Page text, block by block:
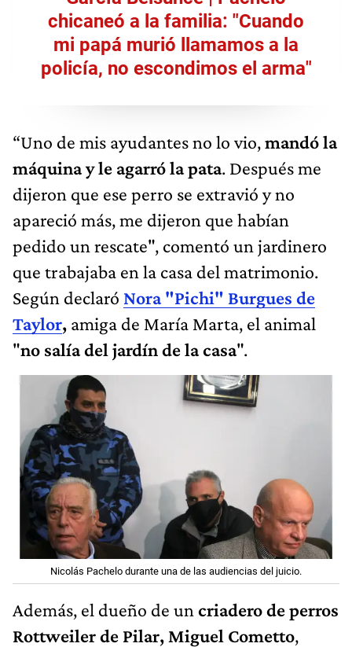
chicaneó a la familia: "Cuando
mi papá murió llamamos a la
policía, no escondimos el arma"
“Uno de mis ayudantes no lo vio,mandó la
máquina y le agarró la pata. Después me
dijeron que ese perro se extravió y no
apareció más, me dijeron que habían
pedido un rescate", comentó un jardinero
que trabajaba en la casa del matrimonio.
Según declaró Nora "Pichi" Burgues de
Taylor, amiga de María Marta, el animal
"no salía del jardín de la casa".
Nicolás Pachelo durante una de las audiencias del juicio.
Además, el dueño de un criadero de perros
Rottweiler de Pilar, Miguel Cometto,